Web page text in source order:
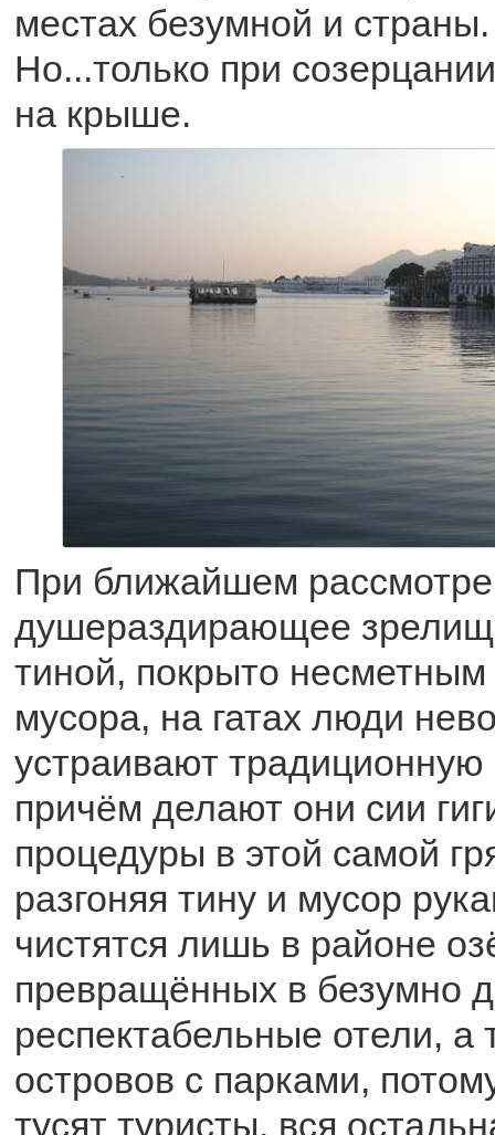
местах безумной и
Но...только при
на крыше.
При ближайшем
душераздирающее
тиной, покрыто несметным
мусора, на гатах люди
устраивают традиционную
причём делают они сии
процедуры в этой самой
разгоняя тину и мусор
чистятся лишь в районе
превращённых в безумно
респектабельные отели, а
островов с парками,
тусят туристы, вся